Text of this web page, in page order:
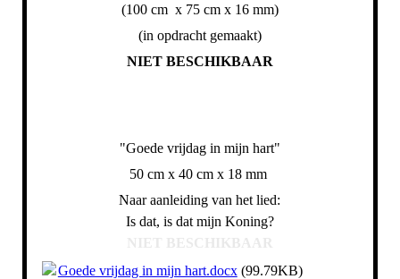
(100 cm x 75 cm x 16 mm)
(in opdracht gemaakt)
NIET BESCHIKBAAR
"Goede vrijdag in mijn hart"
50 cm x 40 cm x 18 mm
Naar aanleiding van het lied:
Is dat, is dat mijn Koning?
Goede vrijdag in mijn hart.docx(99.79KB)